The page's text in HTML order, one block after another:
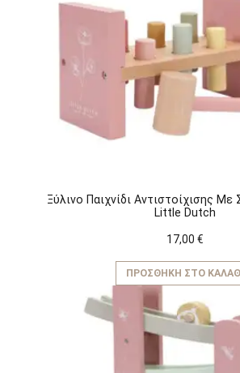
Ξύλινο Παιχνίδι Αντιστοίχισης
Little Dutch
17,00 €
ΠΡΟΣΘΉΚΗ ΣΤΟ